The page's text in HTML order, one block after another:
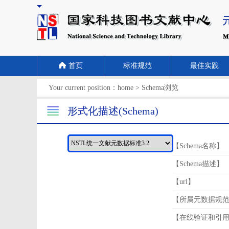
首页 标准规范 最佳实践
Your current position： home > Schema浏览
形式化描述(Schema)
【Schema名称】
【Schema描述】
【url】
【所属元数据规
【在线验证和引